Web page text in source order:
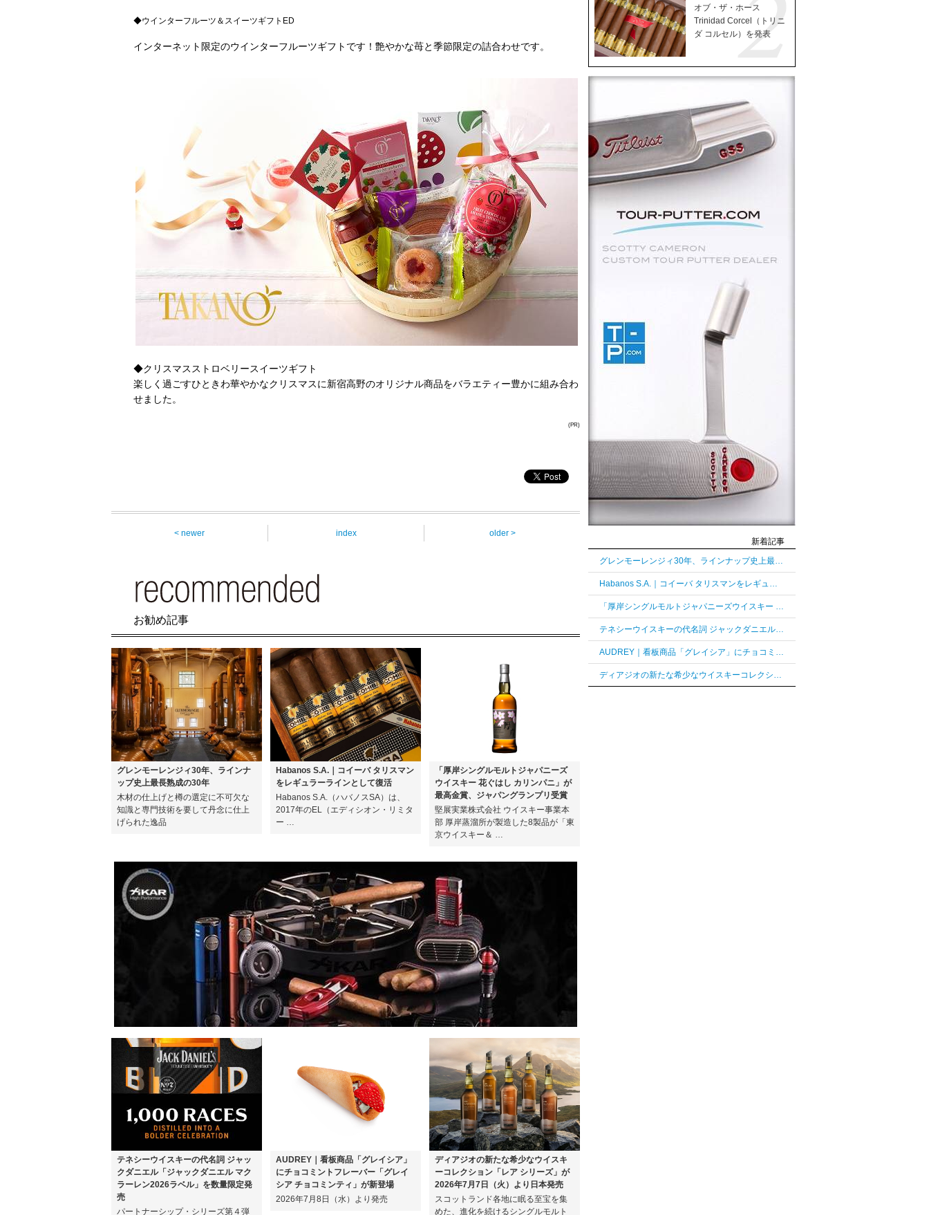
◆ウインターフルーツ＆スイーツギフトED
インターネット限定のウインターフルーツギフトです！艶やかな苺と季節限定の詰合わせです。
◆クリスマスストロベリースイーツギフト
楽しく過ごすひときわ華やかなクリスマスに新宿高野のオリジナル商品をバラエティー豊かに組み合わ
せました。
(PR)
< newer index older >
お勧め記事
グレンモーレンジィ30年、ラインナ
ップ史上最長熟成の30年
木材の仕上げと樽の選定に不可欠な
知識と専門技術を要して丹念に仕上
げられた逸品
Habanos S.A.｜コイーバ タリスマン
をレギュラーラインとして復活
Habanos S.A.（ハバノスSA）は、
2017年のEL（エディシオン・リミタ
ー …
「厚岸シングルモルトジャパニーズ
ウイスキー 花ぐはし カリンパニ」が
最高金賞、ジャパングランプリ受賞
堅展実業株式会社 ウイスキー事業本
部 厚岸蒸溜所が製造した8製品が「東
京ウイスキー＆ …
テネシーウイスキーの代名詞 ジャッ
クダニエル「ジャックダニエル マク
ラーレン2026ラベル」を数量限定発
売
パートナーシップ・シリーズ第４弾
AUDREY｜看板商品「グレイシア」
にチョコミントフレーバー「グレイ
シア チョコミンティ」が新登場
2026年7月8日（水）より発売
ディアジオの新たな希少なウイスキ
ーコレクション「レア シリーズ」が
2026年7月7日（火）より日本発売
スコットランド各地に眠る至宝を集
めた、進化を続けるシングルモルト
オブ・ザ・ホース
Trinidad Corcel（トリニ
ダ コルセル）を発表
新着記事
グレンモーレンジィ30年、ラインナップ史上最長熟成の30年
Habanos S.A.｜コイーバ タリスマンをレギュラーラインとして復活
「厚岸シングルモルトジャパニーズウイスキー 花ぐはし カリンパニ」が最高金賞、ジャパングランプリ受賞
テネシーウイスキーの代名詞 ジャックダニエル「ジャックダニエル マクラーレン2026ラベル」を数量限定発売
AUDREY｜看板商品「グレイシア」にチョコミントフレーバー「グレイシア チョコミンティ」が新登場
ディアジオの新たな希少なウイスキーコレクション「レア シリーズ」が2026年7月7日（火）より日本発売